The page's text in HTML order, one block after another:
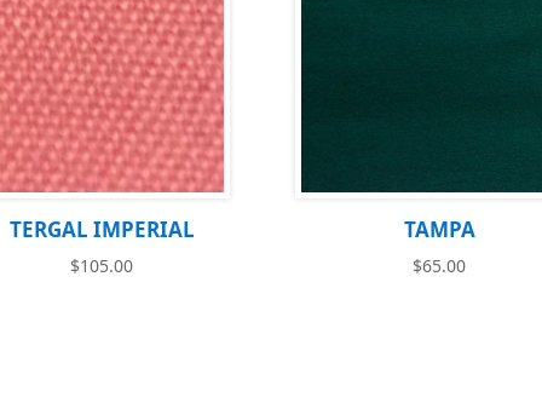
TERGAL IMPERIAL
$105.00
TAMPA
$65.00